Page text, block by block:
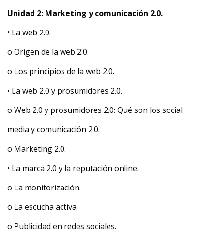
Unidad 2: Marketing y comunicación 2.0.
• La web 2.0.
o Origen de la web 2.0.
o Los principios de la web 2.0.
• La web 2.0 y prosumidores 2.0.
o Web 2.0 y prosumidores 2.0: Qué son los social
media y comunicación 2.0.
o Marketing 2.0.
• La marca 2.0 y la reputación online.
o La monitorización.
o La escucha activa.
o Publicidad en redes sociales.